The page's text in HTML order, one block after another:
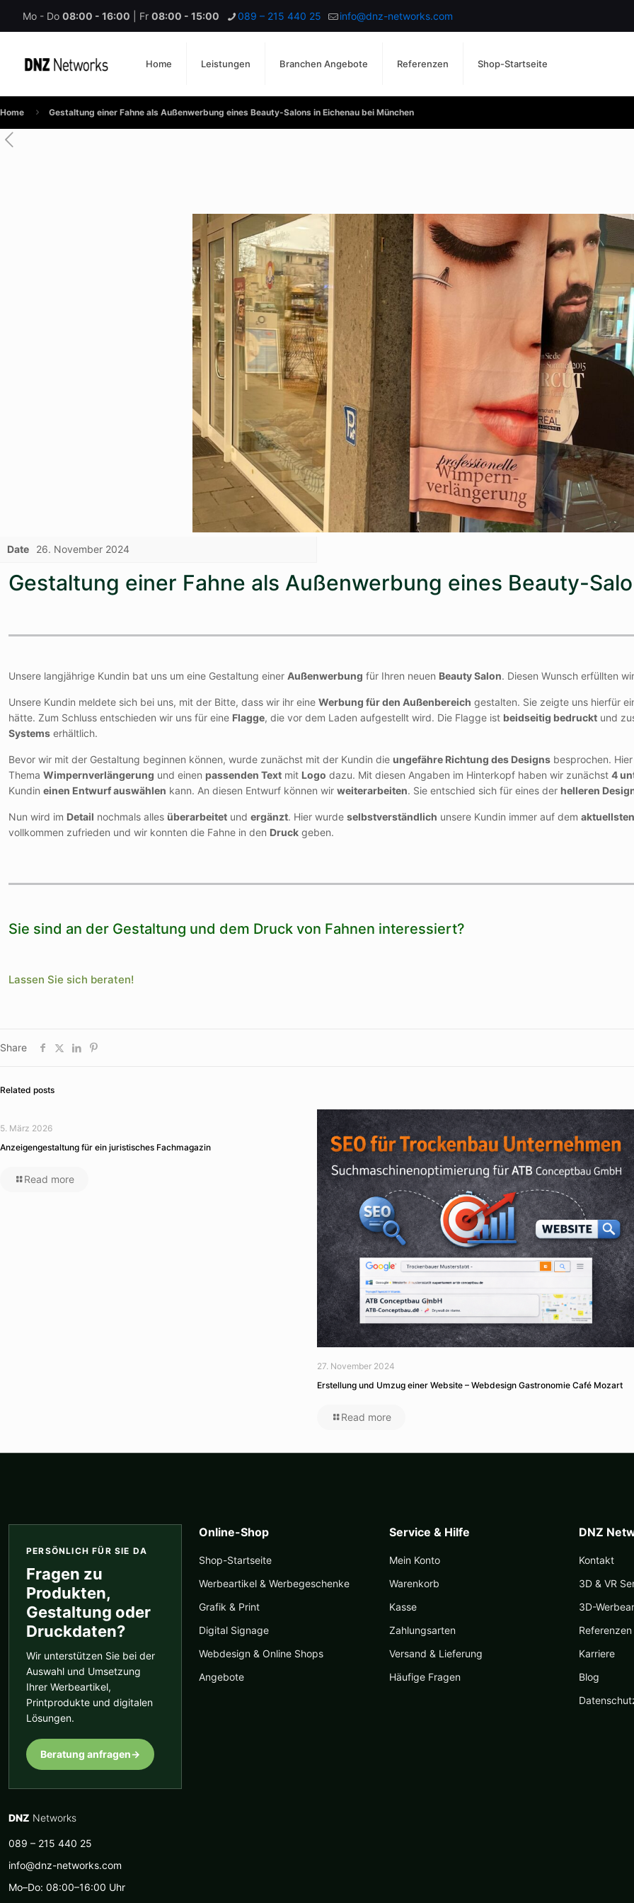
Mo - Do 08:00 - 16:00 | Fr 08:00 - 15:00 089 – 215 440 25 info@dnz-networks.com
Home Leistungen Branchen Angebote Referenzen Shop-Startseite
Home Gestaltung einer Fahne als Außenwerbung eines Beauty-Salons in Eichenau bei München
Date 26. November 2024
Gestaltung einer Fahne als Außenwerbung eines Beauty-
Unsere langjährige Kundin bat uns um eine Gestaltung einer Außenwerbung für Ihren neuen Beauty Salon. Diesen Wunsch erfüllten
Unsere Kundin meldete sich bei uns, mit der Bitte, dass wir ihr eine Werbung für den Außenbereich gestalten. Sie zeigte uns hierfür
hätte. Zum Schluss entschieden wir uns für eine Flagge, die vor dem Laden aufgestellt wird. Die Flagge ist beidseitig bedruckt und
Systems erhältlich.
Bevor wir mit der Gestaltung beginnen können, wurde zunächst mit der Kundin die ungefähre Richtung des Designs besprochen.
Thema Wimpernverlängerung und einen passenden Text mit Logo dazu. Mit diesen Angaben im Hinterkopf haben wir zunächst 4
Kundin einen Entwurf auswählen kann. An diesen Entwurf können wir weiterarbeiten. Sie entschied sich für eines der helleren
Nun wird im Detail nochmals alles überarbeitet und ergänzt. Hier wurde selbstverständlich unsere Kundin immer auf dem
vollkommen zufrieden und wir konnten die Fahne in den Druck geben.
Sie sind an der Gestaltung und dem Druck von Fahnen interessiert?
Lassen Sie sich beraten!
Share
Related posts
5. März 2026
Anzeigengestaltung für ein juristisches Fachmagazin
Read more
27. November 2024
Erstellung und Umzug einer Website – Webdesign Gastronomie Café Mozart
Read more
PERSÖNLICH FÜR SIE DA
Fragen zu
Produkten,
Gestaltung oder
Druckdaten?
Wir unterstützen Sie bei der
Auswahl und Umsetzung
Ihrer Werbeartikel,
Printprodukte und digitalen
Lösungen.
Beratung anfragen→
DNZ Networks
089 – 215 440 25
info@dnz-networks.com
Mo–Do: 08:00–16:00 Uhr
Online-Shop
Shop-Startseite
Werbeartikel & Werbegeschenke
Grafik & Print
Digital Signage
Webdesign & Online Shops
Angebote
Service & Hilfe
Mein Konto
Warenkorb
Kasse
Zahlungsarten
Versand & Lieferung
Häufige Fragen
DNZ
Kontakt
3D & VR
3D-
Referenzen
Karriere
Blog